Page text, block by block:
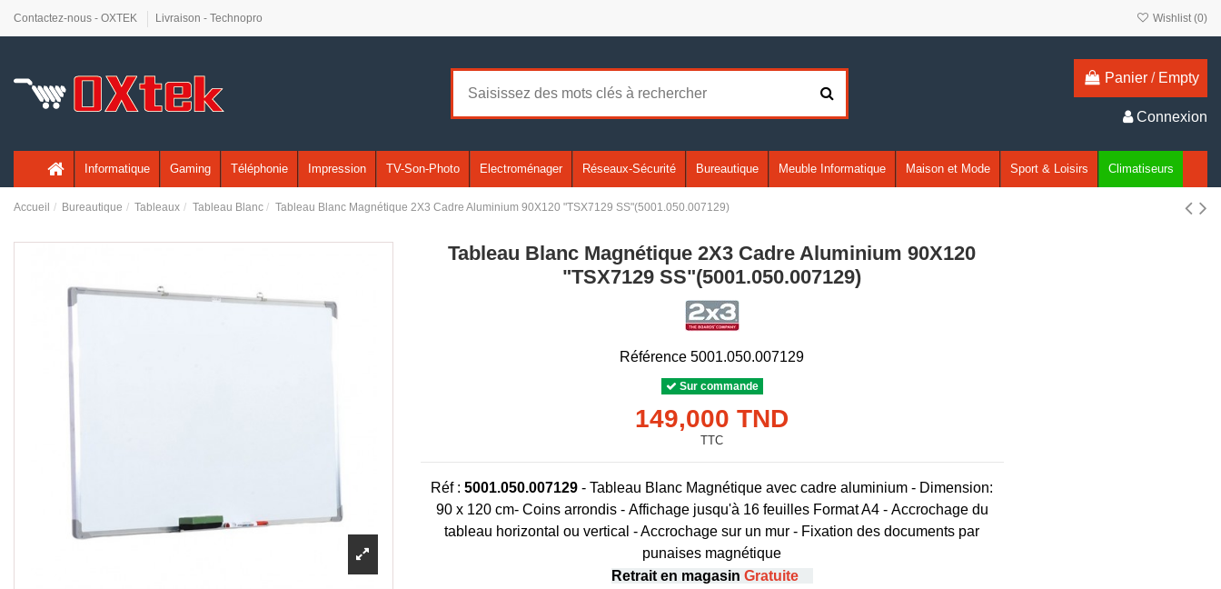
Contactez-nous - OXTEK Livraison - Technopro Wishlist (0)
Panier / Empty
Connexion
Informatique Gaming Téléphonie Impression TV-Son-Photo Electroménager Réseaux-Sécurité Bureautique Meuble Informatique Maison et Mode Sport & Loisirs Climatiseurs
Accueil Bureautique Tableaux Tableau Blanc Tableau Blanc Magnétique 2X3 Cadre Aluminium 90X120 "TSX7129 SS"(5001.050.007129)
Tableau Blanc Magnétique 2X3 Cadre Aluminium 90X120
"TSX7129 SS"(5001.050.007129)
Référence 5001.050.007129
Sur commande
149,000 TND
TTC
Réf :5001.050.007129 -Tableau Blanc Magnétique avec cadre aluminium - Dimension:
90 x 120 cm- Coins arrondis - Affichage jusqu'à 16 feuilles Format A4 - Accrochage du
tableau horizontal ou vertical - Accrochage sur un mur - Fixation des documents par
punaises magnétique
Retrait en magasin Gratuite